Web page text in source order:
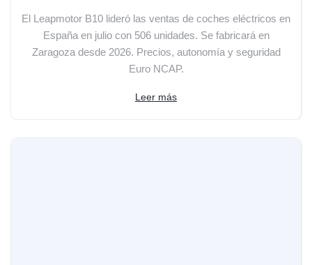
El Leapmotor B10 lideró las ventas de coches eléctricos en
España en julio con 506 unidades. Se fabricará en
Zaragoza desde 2026. Precios, autonomía y seguridad
Euro NCAP.
Leer más